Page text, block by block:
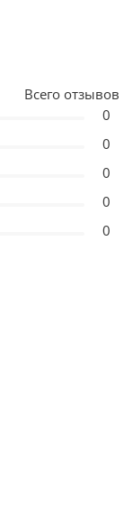
Всего отзывов
0
0
0
0
0